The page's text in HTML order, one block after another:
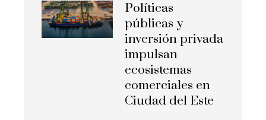
Políticas
públicas y
inversión privada
impulsan
ecosistemas
comerciales en
Ciudad del Este